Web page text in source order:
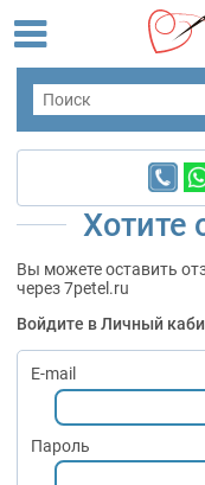
Хотите
Вы можете оставить
через 7petel.ru
Войдите в Личный
E-mail
Пароль